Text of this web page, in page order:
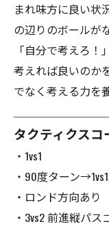
まれ味方に良い状
の辺りのボールが
「自分で考えろ
考えれば良いのか
でなく考える力を
タクティクスコ
・1vs1
・90度ターン
・ロンド方向あり
・3vs2 前進縦パス